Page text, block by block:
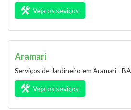
Veja os seviços
Aramari
Serviços de Jardineiro em Aramari - BA
Veja os seviços